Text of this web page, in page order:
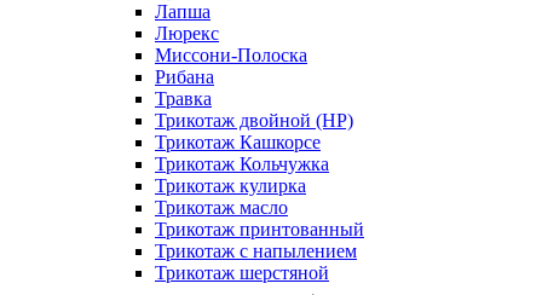
Лапша
Люрекс
Миссони-Полоска
Рибана
Травка
Трикотаж двойной (НР)
Трикотаж Кашкорсе
Трикотаж Кольчужка
Трикотаж кулирка
Трикотаж масло
Трикотаж принтованный
Трикотаж с напылением
Трикотаж шерстяной